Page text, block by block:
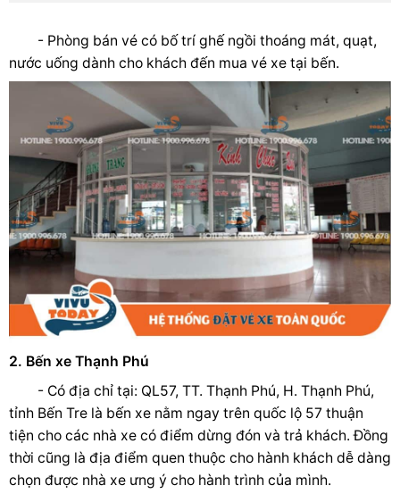
- Phòng bán vé có bố trí ghế ngồi thoáng mát, quạt,
nước uống dành cho khách đến mua vé xe tại bến.
2. Bến xe Thạnh Phú
- Có địa chỉ tại: QL57, TT. Thạnh Phú, H. Thạnh Phú,
tỉnh Bến Tre là bến xe nằm ngay trên quốc lộ 57 thuận
tiện cho các nhà xe có điểm dừng đón và trả khách. Đồng
thời cũng là địa điểm quen thuộc cho hành khách dễ dàng
chọn được nhà xe ưng ý cho hành trình của mình.